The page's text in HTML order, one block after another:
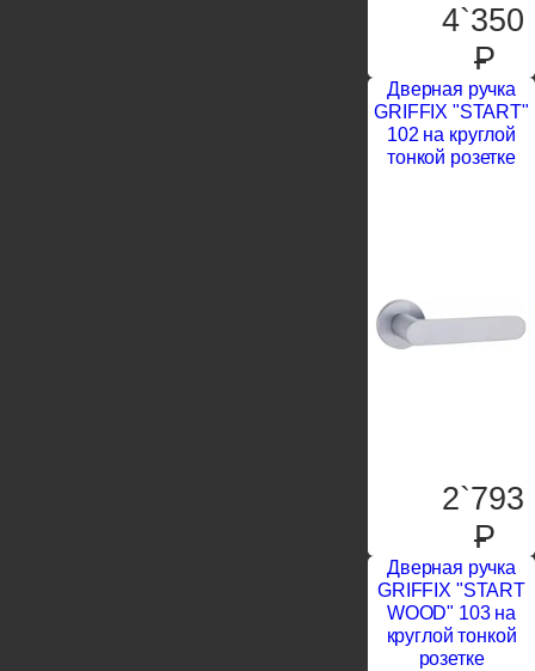
4`350
P
Дверная ручка
GRIFFIX "START"
102 на круглой
тонкой розетке
2`793
P
Дверная ручка
GRIFFIX "START
WOOD" 103 на
круглой тонкой
розетке